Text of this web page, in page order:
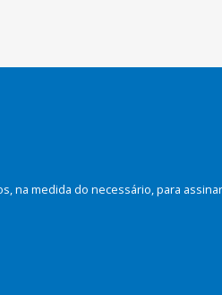
na medida do necessário, para